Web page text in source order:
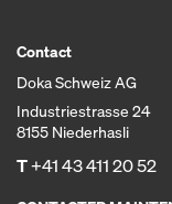
Contact
Doka Schweiz AG
Industriestrasse 24
8155 Niederhasli
T+41 43 411 20 52